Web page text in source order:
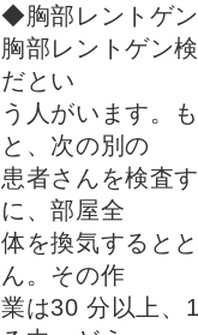
◆胸部レントゲ
胸部レントゲン
だとい
う人がいます。
と、次の別の
患者さんを検査
に、部屋全
体を換気すると
ん。その作
業は30 分以上、